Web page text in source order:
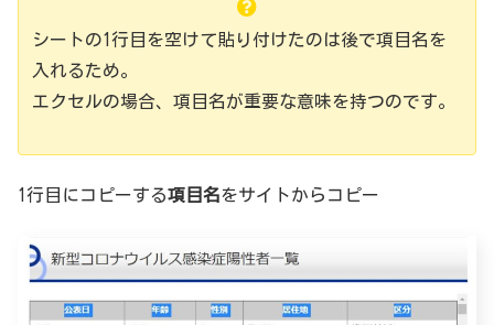
シートの1行目を空けて貼り付けたのは後で項目名を
入れるため。
エクセルの場合、項目名が重要な意味を持つのです。
1行目にコピーする項目名をサイトからコピー